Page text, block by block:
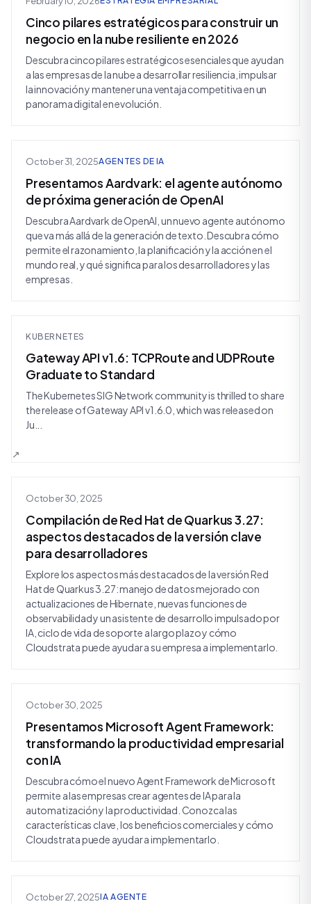
Cinco pilares estratégicos para construir un
negocio en la nube resiliente en 2026
Descubra cinco pilares estratégicos esenciales que ayudan
a las empresas de la nube a desarrollar resiliencia, impulsar
la innovación y mantener una ventaja competitiva en un
panorama digital en evolución.
October 31, 2025AGENTES DE IA
Presentamos Aardvark: el agente autónomo
de próxima generación de OpenAI
Descubra Aardvark de OpenAI, un nuevo agente autónomo
que va más allá de la generación de texto. Descubra cómo
permite el razonamiento, la planificación y la acción en el
mundo real, y qué significa para los desarrolladores y las
empresas.
KUBERNETES
Gateway API v1.6: TCPRoute and UDPRoute
Graduate to Standard
The Kubernetes SIG Network community is thrilled to share
the release of Gateway API v1.6.0, which was released on
Ju...
October 30, 2025
Compilación de Red Hat de Quarkus 3.27:
aspectos destacados de la versión clave
para desarrolladores
Explore los aspectos más destacados de la versión Red
Hat de Quarkus 3.27: manejo de datos mejorado con
actualizaciones de Hibernate, nuevas funciones de
observabilidad y un asistente de desarrollo impulsado por
IA, ciclo de vida de soporte a largo plazo y cómo
Cloudstrata puede ayudar a su empresa a implementarlo.
October 30, 2025
Presentamos Microsoft Agent Framework:
transformando la productividad empresarial
con IA
Descubra cómo el nuevo Agent Framework de Microsoft
permite a las empresas crear agentes de IA para la
automatización y la productividad. Conozca las
características clave, los beneficios comerciales y cómo
Cloudstrata puede ayudar a implementarlo.
October 27, 2025IA AGENTE